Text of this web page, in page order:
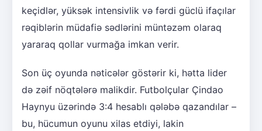
keçidlər, yüksək intensivlik və fərdi güclü ifaçılar
rəqiblərin müdafiə sədlərini müntəzəm olaraq
yararaq qollar vurmağa imkan verir.
Son üç oyunda nəticələr göstərir ki, hətta lider
də zəif nöqtələrə malikdir. Futbolçular Çindao
Haynyu üzərində 3:4 hesablı qələbə qazandılar –
bu, hücumun oyunu xilas etdiyi, lakin